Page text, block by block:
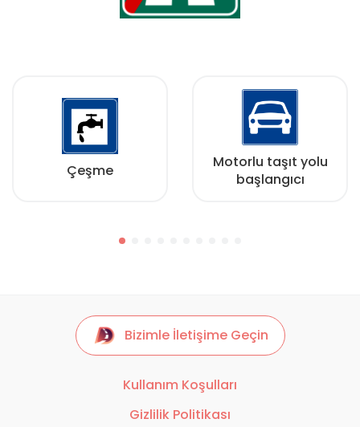
Çeşme
Motorlu taşıt yolu
başlangıcı
Bizimle İletişime Geçin
Kullanım Koşulları
Gizlilik Politikası